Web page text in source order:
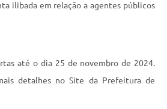
ilibada em relação a agentes públicos
até o dia 25 de novembro de 2024.
detalhes no Site da Prefeitura de